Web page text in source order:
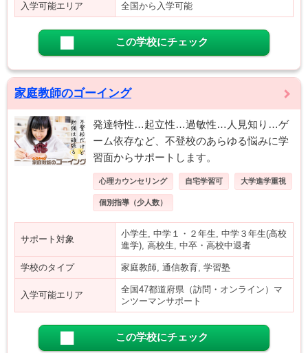
入学可能エリア 全国から入学可能
この学校にチェック
家庭教師のゴーイング
発達特性…起立性…過敏性…人見知り…ゲ
ーム依存など、不登校のあらゆる悩みに学
習面からサポートします。
心理カウンセリング 自宅学習可 大学進学重視
個別指導（少人数）
サポート対象
小学生, 中学１・２年生, 中学３年生(高校
進学), 高校生, 中卒・高校中退者
学校のタイプ 家庭教師, 通信教育, 学習塾
入学可能エリア
全国47都道府県（訪問・オンライン）マ
ンツーマンサポート
この学校にチェック